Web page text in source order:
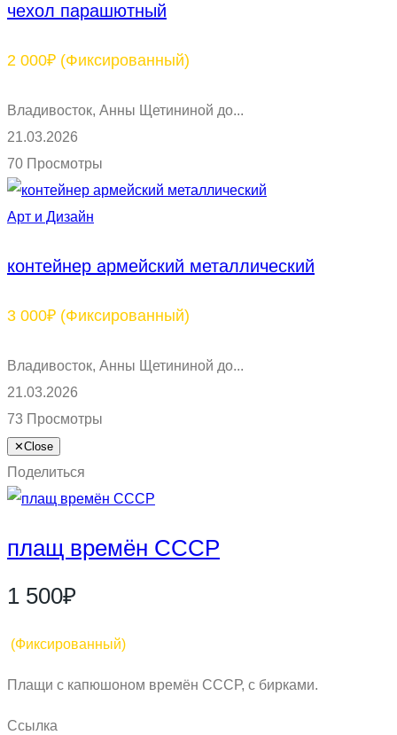
чехол парашютный
2 000₽ (Фиксированный)
Владивосток, Анны Щетининой до...
21.03.2026
70 Просмотры
Арт и Дизайн
контейнер армейский металлический
3 000₽ (Фиксированный)
Владивосток, Анны Щетининой до...
21.03.2026
73 Просмотры
✕Close
Поделиться
плащ времён СССР
1 500₽
(Фиксированный)
Плащи с капюшоном времён СССР, с бирками.
Ссылка